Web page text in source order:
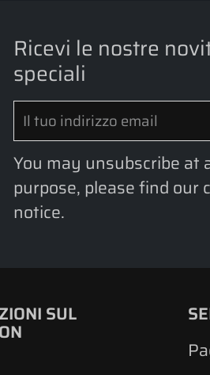
Ricevi le nostre
speciali
You may unsubscribe at
purpose, please find our
notice.
SUL